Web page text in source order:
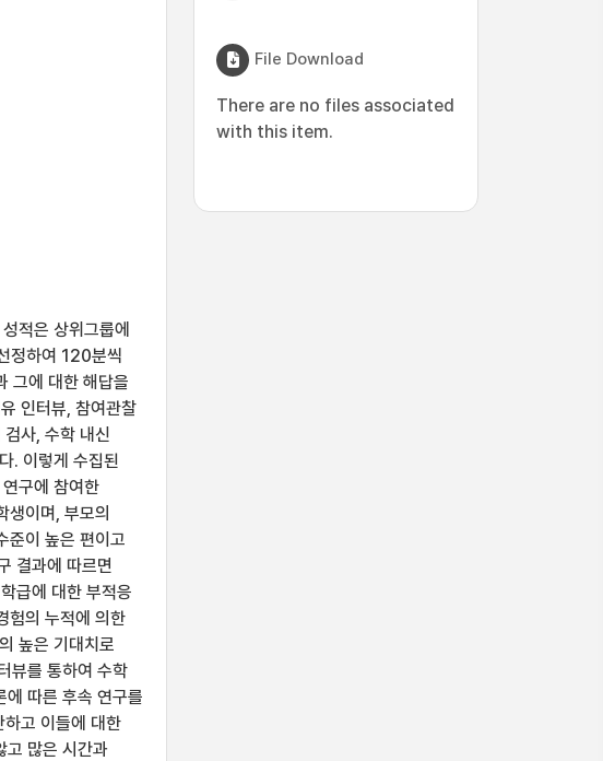
적은 상위그룹에
정하여 120분씩
그에 대한 해답을
인터뷰, 참여관찰
사, 수학 내신
. 이렇게 수집된
구에 참여한
생이며, 부모의
준이 높은 편이고
결과에 따르면
급에 대한 부적응
험의 누적에 의한
높은 기대치로
뷰를 통하여 수학
에 따른 후속 연구를
고 이들에 대한
고 많은 시간과
File Download
There are no files associated
with this item.